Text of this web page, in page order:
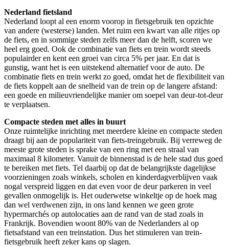
Nederland fietsland
Nederland loopt al een enorm voorop in fietsgebruik ten opzichte
van andere (westerse) landen. Met ruim een kwart van alle ritjes op
de fiets, en in sommige steden zelfs meer dan de helft, scoren we
heel erg goed. Ook de combinatie van fiets en trein wordt steeds
populairder en kent een groei van circa 5% per jaar. En dat is
gunstig, want het is een uitstekend alternatief voor de auto. De
combinatie fiets en trein werkt zo goed, omdat het de flexibiliteit van
de fiets koppelt aan de snelheid van de trein op de langere afstand:
een goede en milieuvriendelijke manier om soepel van deur-tot-deur
te verplaatsen.
Compacte steden met alles in buurt
Onze ruimtelijke inrichting met meerdere kleine en compacte steden
draagt bij aan de populariteit van fiets-treingebruik. Bij verreweg de
meeste grote steden is sprake van een ring met een straal van
maximaal 8 kilometer. Vanuit de binnenstad is de hele stad dus goed
te bereiken met fiets. Tel daarbij op dat de belangrijkste dagelijkse
voorzieningen zoals winkels, scholen en kinderdagverblijven vaak
nogal verspreid liggen en dat even voor de deur parkeren in veel
gevallen onmogelijk is. Het ouderwetse winkeltje op de hoek mag
dan wel verdwenen zijn, in ons land kennen we geen grote
hypermarchés op autolocaties aan de rand van de stad zoals in
Frankrijk. Bovendien woont 80% van de Nederlanders al op
fietsafstand van een treinstation. Dus het stimuleren van trein-
fietsgebruik heeft zeker kans op slagen.